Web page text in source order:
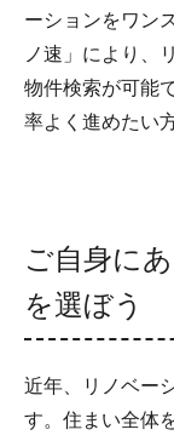
ーションをワン
ノ速」により、
物件検索が可能
率よく進めたい
ご自身に
を選ぼう
近年、リノベー
す。住まい全体